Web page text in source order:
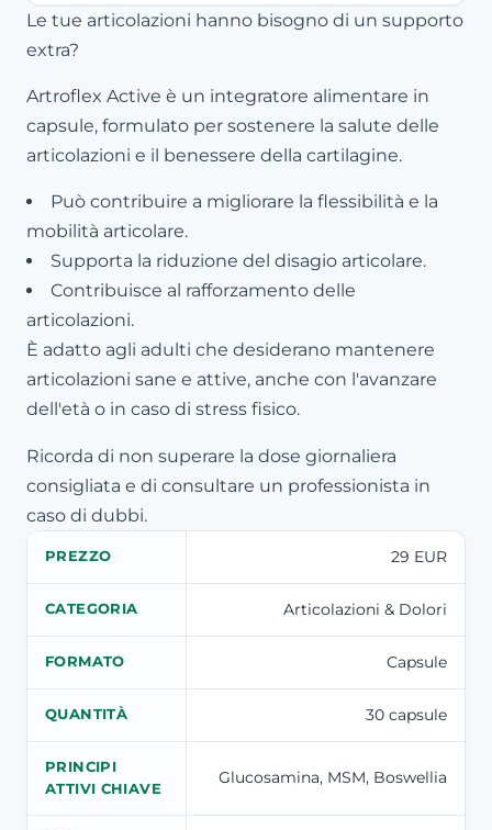
Le tue articolazioni hanno bisogno di un supporto
extra?
Artroflex Active è un integratore alimentare in
capsule, formulato per sostenere la salute delle
articolazioni e il benessere della cartilagine.
Può contribuire a migliorare la flessibilità e la
mobilità articolare.
Supporta la riduzione del disagio articolare.
Contribuisce al rafforzamento delle
articolazioni.
È adatto agli adulti che desiderano mantenere
articolazioni sane e attive, anche con l'avanzare
dell'età o in caso di stress fisico.
Ricorda di non superare la dose giornaliera
consigliata e di consultare un professionista in
caso di dubbi.
PREZZO 29 EUR
CATEGORIA Articolazioni & Dolori
FORMATO Capsule
QUANTITÀ 30 capsule
PRINCIPI
ATTIVI CHIAVE
Glucosamina, MSM, Boswellia